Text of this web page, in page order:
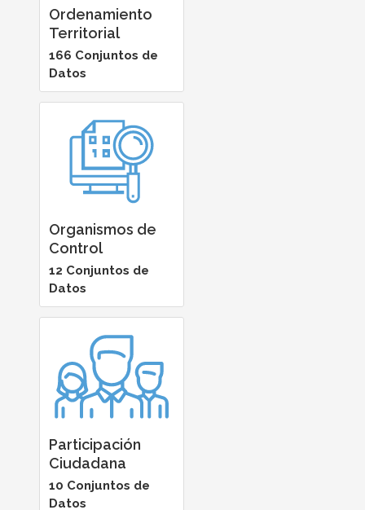
Ordenamiento
Territorial
166 Conjuntos de
Datos
Organismos de
Control
12 Conjuntos de
Datos
Participación
Ciudadana
10 Conjuntos de
Datos